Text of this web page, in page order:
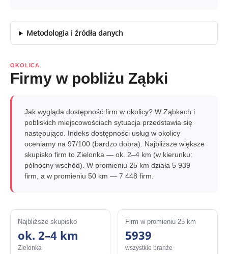
Metodologia i źródła danych
OKOLICA
Firmy w pobliżu Ząbki
Jak wygląda dostępność firm w okolicy? W Ząbkach i
pobliskich miejscowościach sytuacja przedstawia się
następująco. Indeks dostępności usług w okolicy
oceniamy na 97/100 (bardzo dobra). Najbliższe większe
skupisko firm to Zielonka — ok. 2–4 km (w kierunku:
północny wschód). W promieniu 25 km działa 5 939
firm, a w promieniu 50 km — 7 448 firm.
Najbliższe skupisko
ok. 2–4 km
Zielonka
Firm w promieniu 25 km
5939
wszystkie branże